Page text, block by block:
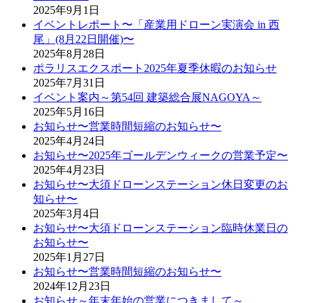
2025年9月1日
イベントレポート〜「産業用ドローン実演会 in 西
尾」(8月22日開催)〜
2025年8月28日
ポラリスエクスポート2025年夏季休暇のお知らせ
2025年7月31日
イベント案内～第54回 建築総合展NAGOYA～
2025年5月16日
お知らせ〜営業時間短縮のお知らせ〜
2025年4月24日
お知らせ〜2025年ゴールデンウィークの営業予定〜
2025年4月23日
お知らせ〜大須ドローンステーション休日変更のお
知らせ〜
2025年3月4日
お知らせ〜大須ドローンステーション臨時休業日の
お知らせ〜
2025年1月27日
お知らせ〜営業時間短縮のお知らせ〜
2024年12月23日
お知らせ～年末年始の営業につきまして～